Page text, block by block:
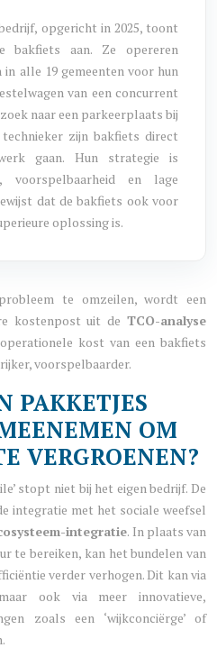
opgericht in 2025, toont
bakfiets aan. Ze opereren
alle 19 gemeenten voor hun
van een concurrent
naar een parkeerplaats bij
zijn bakfiets direct
gaan. Hun strategie is
voorspelbaarheid en lage
dat de bakfiets ook voor
oplossing is.
te omzeilen, wordt een
kostenpost uit de TCO-analyse
kost van een bakfiets
voorspelbaarder.
PAKKETJES
OM
VERGROENEN?
stopt niet bij het eigen bedrijf. De
integratie met het sociale weefsel
integratie. In plaats van
te bereiken, kan het bundelen van
verder verhogen. Dit kan via
ook via meer innovatieve,
zoals een ‘wijkconciërge’ of